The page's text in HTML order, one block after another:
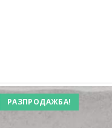
РАЗПРОДАЖБА!